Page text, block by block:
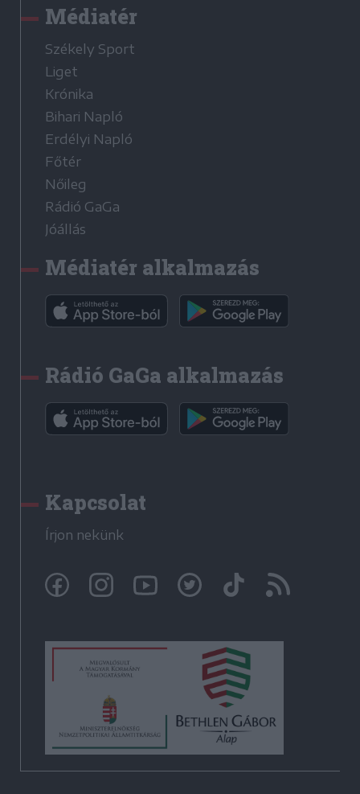
Médiatér
Székely Sport
Liget
Krónika
Bihari Napló
Erdélyi Napló
Főtér
Nőileg
Rádió GaGa
Jóállás
Médiatér alkalmazás
Rádió GaGa alkalmazás
Kapcsolat
Írjon nekünk